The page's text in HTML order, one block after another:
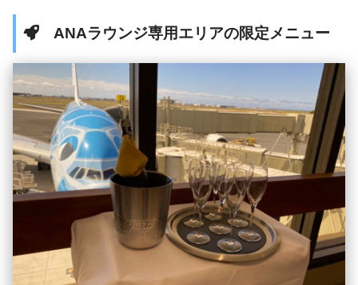
ANAラウンジ専用エリアの限定メニュー